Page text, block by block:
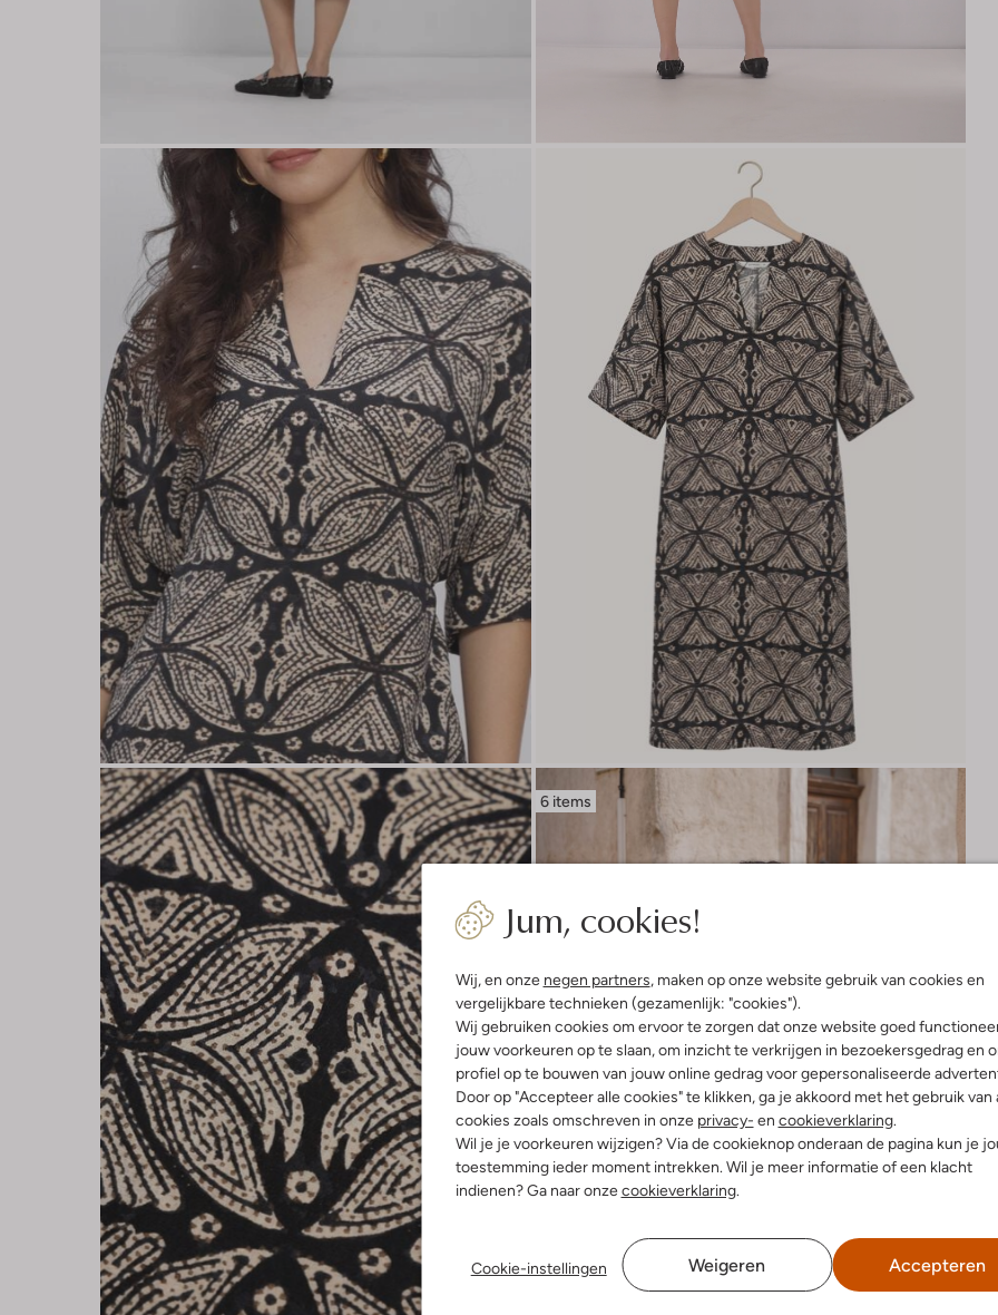
Jum, cookies!
Wij, en onze negen partners, maken op onze website gebruik van cookies en
vergelijkbare technieken (gezamenlijk: "cookies").
Wij gebruiken cookies om ervoor te zorgen dat onze website goed
jouw voorkeuren op te slaan, om inzicht te verkrijgen in bezoekersgedrag en
profiel op te bouwen van jouw online gedrag voor gepersonaliseerde
Door op "Accepteer alle cookies" te klikken, ga je akkoord met het gebruik van
cookies zoals omschreven in onze privacy- en cookieverklaring.
Wil je je voorkeuren wijzigen? Via de cookieknop onderaan de pagina kun je
toestemming ieder moment intrekken. Wil je meer informatie of een klacht
indienen? Ga naar onzecookieverklaring.
Cookie-instellingen Weigeren Accepteren
6 items